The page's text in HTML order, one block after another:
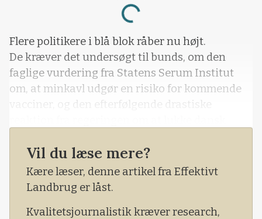
Loading...
Flere politikere i blå blok råber nu højt.
De kræver det undersøgt til bunds, om den
faglige vurdering fra Statens Serum Institut
om, at minkavl udgør en risiko for kommende
vacciner, og den efterfølgende drastiske
nordjyske kommuner, nu også 100 procent
holder vand.
Vil du læse mere?
Kære læser, denne artikel fra Effektivt
Landbrug er låst.
Kvalitetsjournalistik kræver research,